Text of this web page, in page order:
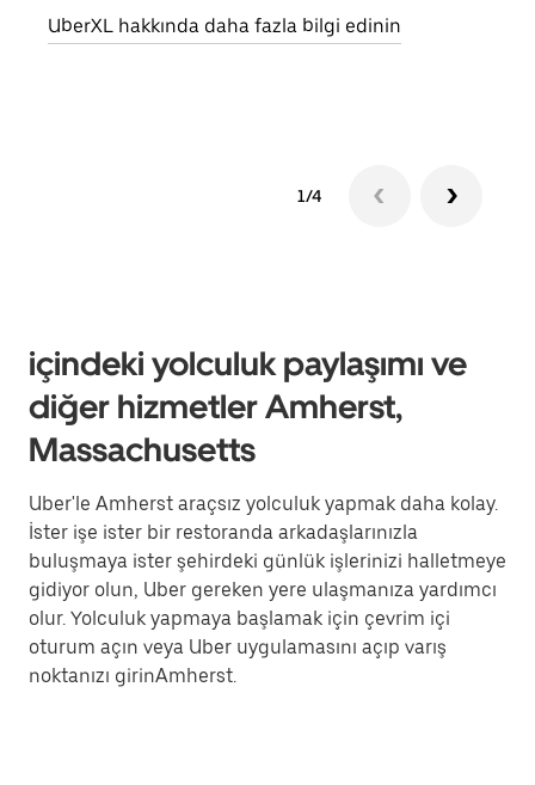
UberXL hakkında daha fazla bilgi edinin
1/4
içindeki yolculuk paylaşımı ve
diğer hizmetler Amherst,
Massachusetts
Uber'le Amherst araçsız yolculuk yapmak daha kolay.
İster işe ister bir restoranda arkadaşlarınızla
buluşmaya ister şehirdeki günlük işlerinizi halletmeye
gidiyor olun, Uber gereken yere ulaşmanıza yardımcı
olur. Yolculuk yapmaya başlamak için çevrim içi
oturum açın veya Uber uygulamasını açıp varış
noktanızı girinAmherst.